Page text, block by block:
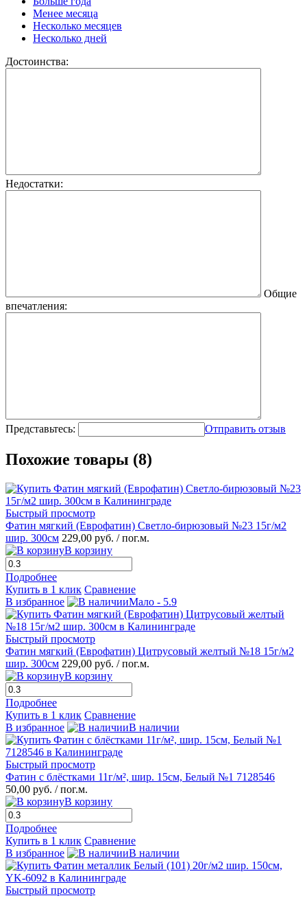
Менее месяца
Несколько месяцев
Несколько дней
Достоинства:
Недостатки:
Общие
впечатления:
Представьтесь: Отправить отзыв
Похожие товары (8)
Быстрый просмотр
Фатин мягкий (Еврофатин) Светло-бирюзовый №23 15г/м2
шир. 300см 229,00 руб. / пог.м.
В корзину
Подробнее
Купить в 1 клик Сравнение
В избранное
Мало - 5.9
Быстрый просмотр
Фатин мягкий (Еврофатин) Цитрусовый желтый №18 15г/м2
шир. 300см 229,00 руб. / пог.м.
В корзину
Подробнее
Купить в 1 клик Сравнение
В избранное
В наличии
Быстрый просмотр
Фатин с блёстками 11г/м², шир. 15см, Белый №1 7128546
50,00 руб. / пог.м.
В корзину
Подробнее
Купить в 1 клик Сравнение
В избранное
В наличии
Быстрый просмотр